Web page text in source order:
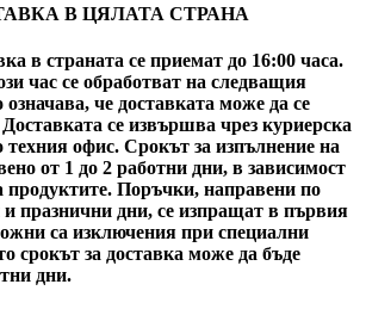
В ЦЯЛАТА СТРАНА
в страната се приемат до 16:00 часа.
час се обработват на следващия
означава, че доставката може да се
Доставката се извършва чрез куриерска
офис. Срокът за изпълнение на
от 1 до 2 работни дни, в зависимост
продуктите. Поръчки, направени по
празнични дни, се изпращат в първия
са изключения при специални
срокът за доставка може да бъде
дни.